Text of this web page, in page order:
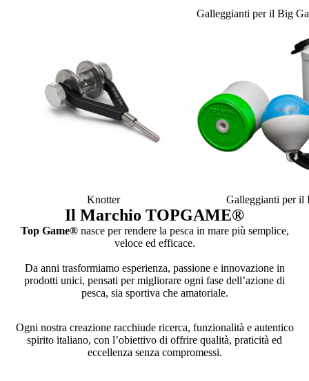
Knotter
Knotter
Galleggianti per il Big
Galleggianti per il
Il Marchio TOPGAME®
Top Game®nasce per rendere la pesca in mare più semplice,
veloce ed efficace.
Da anni trasformiamo esperienza, passione e innovazione in
prodotti unici, pensati per migliorare ogni fase dell’azione di
pesca, sia sportiva che amatoriale.
Ogni nostra creazione racchiude ricerca, funzionalità e autentico
spirito italiano, con l’obiettivo di offrire qualità, praticità ed
eccellenza senza compromessi.